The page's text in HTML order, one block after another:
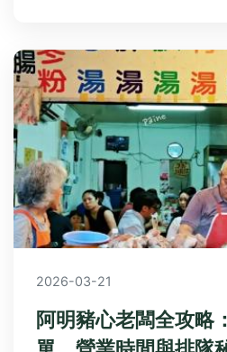
2026-03-21
阿明豬心老闆全攻略